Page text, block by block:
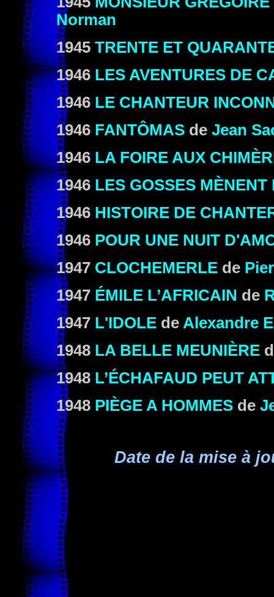
Norman
1945 TRENTE ET
1946 LES AVENTURES DE
1946 LE CHANTEUR
1946 FANTÔMAS de Jean
1946 LA FOIRE AUX
1946 LES GOSSES MÈNENT
1946 HISTOIRE DE
1946 POUR UNE NUIT
1947 CLOCHEMERLE de
1947 ÉMILE L’AFRICAIN de
1947 L'IDOLE de Alexandre
1948 LA BELLE MEUNIÈRE
1948 L’ÉCHAFAUD PEUT
1948 PIÈGE A HOMMES de
Date de la mise à